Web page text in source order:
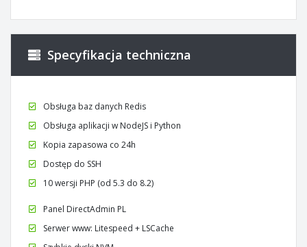
Specyfikacja techniczna
Obsługa baz danych Redis
Obsługa aplikacji w NodeJS i Python
Kopia zapasowa co 24h
Dostęp do SSH
10 wersji PHP (od 5.3 do 8.2)
Panel DirectAdmin PL
Serwer www: Litespeed + LSCache